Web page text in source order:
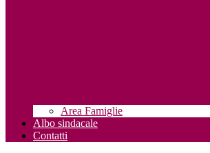
Area Famiglie
Albo sindacale
Contatti